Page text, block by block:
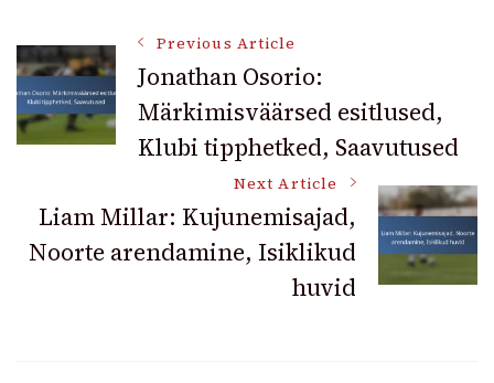
Post
Navigation
Previous Article
Jonathan Osorio:
Märkimisväärsed esitlused,
Klubi tipphetked, Saavutused
Next Article
Liam Millar: Kujunemisajad,
Noorte arendamine, Isiklikud
huvid